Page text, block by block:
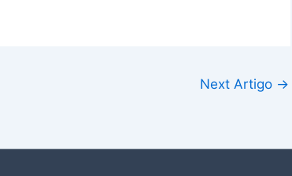
Next Artigo →